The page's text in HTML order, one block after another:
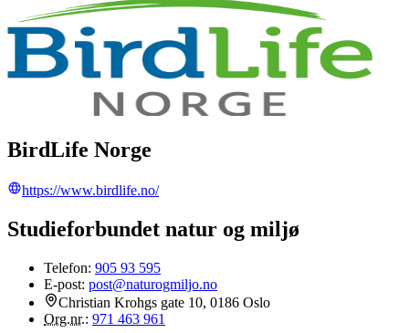
BirdLife Norge
https://www.birdlife.no/
Studieforbundet natur og miljø
Telefon: 905 93 595
E-post: post@naturogmiljo.no
Christian Krohgs gate 10, 0186 Oslo
Org.nr.: 971 463 961